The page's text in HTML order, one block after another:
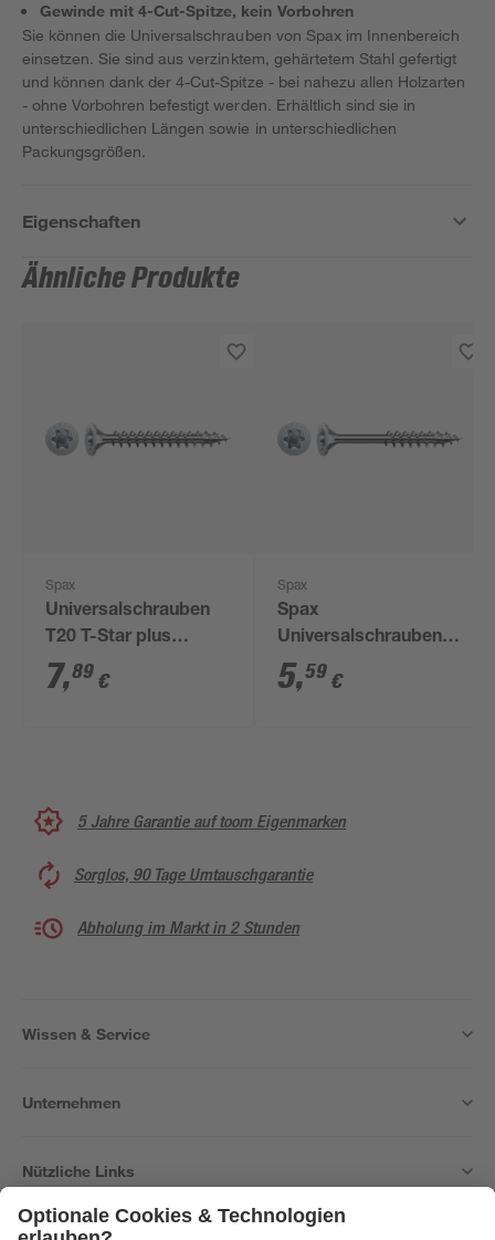
Gewinde mit 4-Cut-Spitze, kein Vorbohren
Sie können die Universalschrauben von Spax im Innenbereich
einsetzen. Sie sind aus verzinktem, gehärtetem Stahl gefertigt
und können dank der 4-Cut-Spitze - bei nahezu allen Holzarten
- ohne Vorbohren befestigt werden. Erhältlich sind sie in
unterschiedlichen Längen sowie in unterschiedlichen
Packungsgrößen.
Eigenschaften
Ähnliche Produkte
Spax
Universalschrauben
T20 T-Star plus
Edelstahl verzinkt 5,0
x 20 mm 75 Stück
7,89 €
Spax
Spax
Universalschrauben
T-Star plus T20 Stahl
4,5 x 35 mm 40 Stück
5,59 €
5 Jahre Garantie auf toom Eigenmarken
Sorglos, 90 Tage Umtauschgarantie
Abholung im Markt in 2 Stunden
Wissen & Service
Unternehmen
Nützliche Links